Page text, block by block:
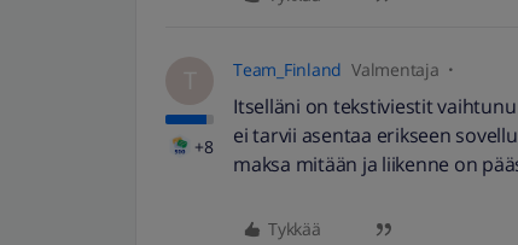
T
+8
Team_Finland Valmentaja
Itselläni on tekstiviestit
ei tarvii asentaa erikseen
maksa mitään ja liikenne on
Tykkää